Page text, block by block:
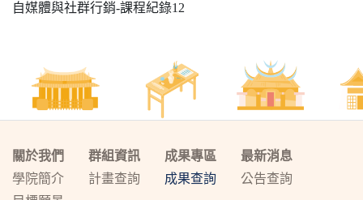
自媒體與社群行銷-課程紀錄12
關於我們
學院簡介
群組資訊
計畫查詢
成果專區
成果查詢
最新消息
公告查詢